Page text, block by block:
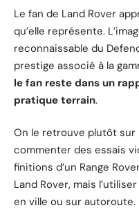
Le fan de Land Rover
qu’elle représente.
reconnaissable du
prestige associé à la
le fan reste dans un
pratique terrain.
On le retrouve plutôt sur
commenter des essais
finitions d’un Range
Land Rover, mais
en ville ou sur